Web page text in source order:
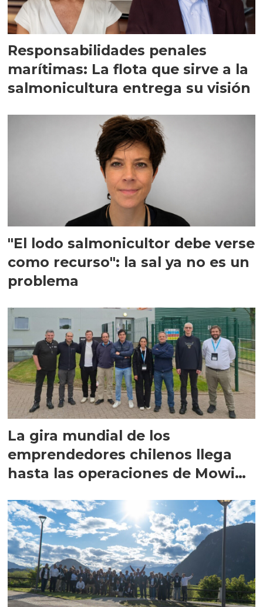
Responsabilidades penales
marítimas: La flota que sirve a la
salmonicultura entrega su visión
"El lodo salmonicultor debe verse
como recurso": la sal ya no es un
problema
La gira mundial de los
emprendedores chilenos llega
hasta las operaciones de Mowi